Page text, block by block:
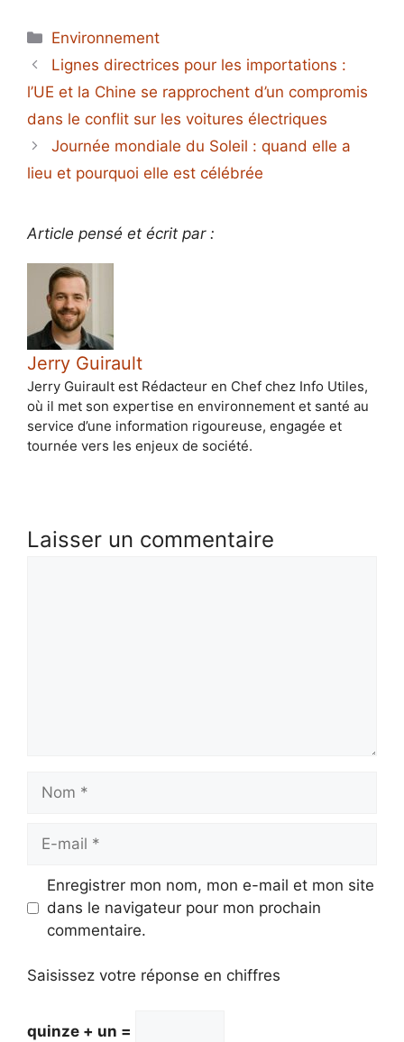
Catégories
Environnement
Lignes directrices pour les importations :
l’UE et la Chine se rapprochent d’un compromis
dans le conflit sur les voitures électriques
Journée mondiale du Soleil : quand elle a
lieu et pourquoi elle est célébrée
Article pensé et écrit par :
Jerry Guirault
Jerry Guirault est Rédacteur en Chef chez Info Utiles,
où il met son expertise en environnement et santé au
service d’une information rigoureuse, engagée et
tournée vers les enjeux de société.
Laisser un commentaire
mail
Enregistrer mon nom, mon e-mail et mon site
dans le navigateur pour mon prochain
commentaire.
Saisissez votre réponse en chiffres
quinze + un =